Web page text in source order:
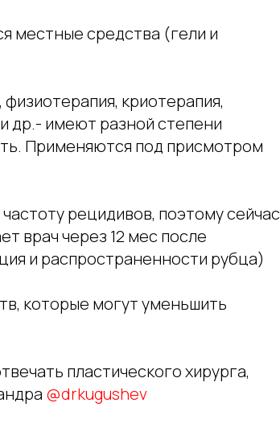
местные средства (гели и
криотерапия,
др.- имеют разной степени
Применяются под присмотром
рецидивов, поэтому сейчас
врач через 12 мес после
и распространенности рубца)
которые могут уменьшить
пластического хирурга,
@drkugushev